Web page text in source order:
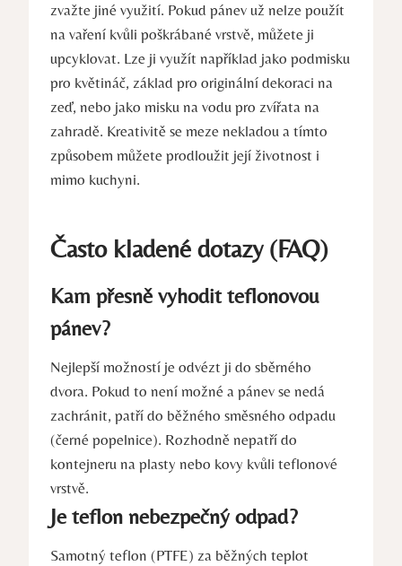
zvažte jiné využití. Pokud pánev už nelze použít
na vaření kvůli poškrábané vrstvě, můžete ji
upcyklovat. Lze ji využít například jako podmisku
pro květináč, základ pro originální dekoraci na
zeď, nebo jako misku na vodu pro zvířata na
zahradě. Kreativitě se meze nekladou a tímto
způsobem můžete prodloužit její životnost i
mimo kuchyni.
Často kladené dotazy (FAQ)
Kam přesně vyhodit teflonovou
pánev?
Nejlepší možností je odvézt ji do sběrného
dvora. Pokud to není možné a pánev se nedá
zachránit, patří do běžného směsného odpadu
(černé popelnice). Rozhodně nepatří do
kontejneru na plasty nebo kovy kvůli teflonové
vrstvě.
Je teflon nebezpečný odpad?
Samotný teflon (PTFE) za běžných teplot